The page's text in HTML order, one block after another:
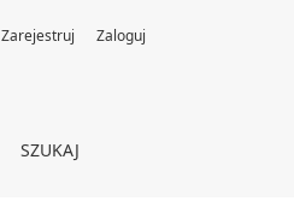
SZUKAJ
Zarejestruj Zaloguj